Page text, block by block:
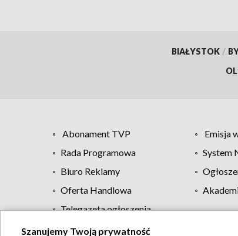
BIAŁYSTOK /
Abonament TVP Emisja
Rada Programowa
System
Biuro Reklamy
Oferta Handlowa
Telegazeta ogłoszenia
Szanujemy Twoją prywatność